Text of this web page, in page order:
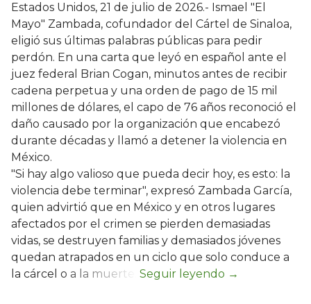
Estados Unidos, 21 de julio de 2026.- Ismael "El
Mayo" Zambada, cofundador del Cártel de Sinaloa,
eligió sus últimas palabras públicas para pedir
perdón. En una carta que leyó en español ante el
juez federal Brian Cogan, minutos antes de recibir
cadena perpetua y una orden de pago de 15 mil
millones de dólares, el capo de 76 años reconoció el
daño causado por la organización que encabezó
durante décadas y llamó a detener la violencia en
México.
"Si hay algo valioso que pueda decir hoy, es esto: la
violencia debe terminar", expresó Zambada García,
quien advirtió que en México y en otros lugares
afectados por el crimen se pierden demasiadas
vidas, se destruyen familias y demasiados jóvenes
quedan atrapados en un ciclo que solo conduce a
la cárcel o a la muerte.